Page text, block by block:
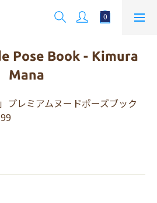
Pose Book - Kimura
Mana
プレミアムヌードポーズブック